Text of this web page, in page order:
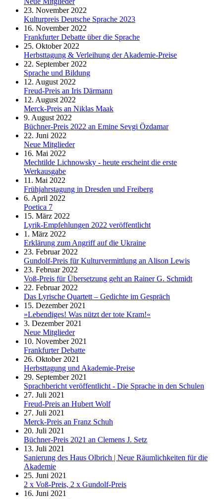
23. November 2022
Kulturpreis Deutsche Sprache 2023
16. November 2022
Frankfurter Debatte über die Sprache
25. Oktober 2022
Herbsttagung & Verleihung der Akademie-Preise
22. September 2022
Sprache und Bildung
12. August 2022
Freud-Preis an Iris Därmann
12. August 2022
Merck-Preis an Niklas Maak
9. August 2022
Büchner-Preis 2022 an Emine Sevgi Özdamar
22. Juni 2022
Neue Mitglieder
16. Mai 2022
Mechtilde Lichnowsky - heute erscheint die erste
Werkausgabe
11. Mai 2022
Frühjahrstagung in Dresden und Freiberg
6. April 2022
Poetica 7
15. März 2022
Lyrik-Empfehlungen 2022 veröffentlicht
1. März 2022
Erklärung zum Angriff auf die Ukraine
23. Februar 2022
Gundolf-Preis für Kulturvermittlung an Alison Lewis
23. Februar 2022
Voß-Preis für Übersetzung geht an Rainer G. Schmidt
22. Februar 2022
Das Lyrische Quartett – Gedichte im Gespräch
15. Dezember 2021
»Lebendiges! Was nützt der tote Kram!«
3. Dezember 2021
Neue Mitglieder
10. November 2021
Frankfurter Debatte
26. Oktober 2021
Herbsttagung und Akademie-Preise
29. September 2021
Sprachbericht veröffentlicht - Die Sprache in den Schulen
27. Juli 2021
Freud-Preis an Hubert Wolf
27. Juli 2021
Merck-Preis an Franz Schuh
20. Juli 2021
Büchner-Preis 2021 an Clemens J. Setz
13. Juli 2021
Sanierung des Haus Olbrich | Neue Räumlichkeiten für die
Akademie
25. Juni 2021
2 x Voß-Preis, 2 x Gundolf-Preis
16. Juni 2021